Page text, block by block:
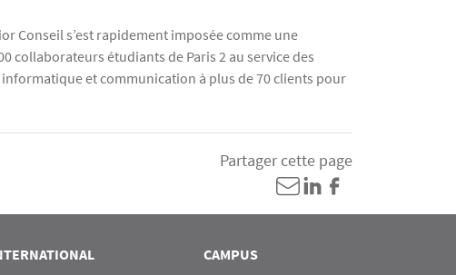
Conseil s’est rapidement imposée comme une
collaborateurs étudiants de Paris 2 au service des
et communication à plus de 70 clients pour
Partager cette page
CAMPUS